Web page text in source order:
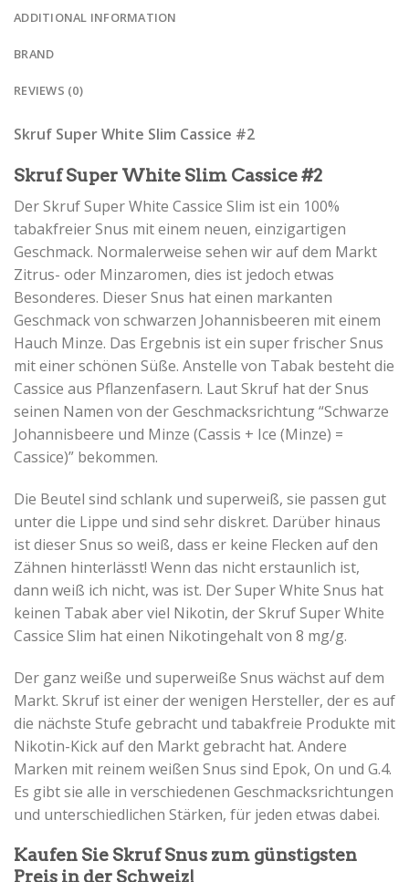
ADDITIONAL INFORMATION
BRAND
REVIEWS (0)
Skruf Super White Slim Cassice #2
Skruf Super White Slim Cassice #2
Der Skruf Super White Cassice Slim ist ein 100%
tabakfreier Snus mit einem neuen, einzigartigen
Geschmack. Normalerweise sehen wir auf dem Markt
Zitrus- oder Minzaromen, dies ist jedoch etwas
Besonderes. Dieser Snus hat einen markanten
Geschmack von schwarzen Johannisbeeren mit einem
Hauch Minze. Das Ergebnis ist ein super frischer Snus
mit einer schönen Süße. Anstelle von Tabak besteht die
Cassice aus Pflanzenfasern. Laut Skruf hat der Snus
seinen Namen von der Geschmacksrichtung “Schwarze
Johannisbeere und Minze (Cassis + Ice (Minze) =
Cassice)” bekommen.
Die Beutel sind schlank und superweiß, sie passen gut
unter die Lippe und sind sehr diskret. Darüber hinaus
ist dieser Snus so weiß, dass er keine Flecken auf den
Zähnen hinterlässt! Wenn das nicht erstaunlich ist,
dann weiß ich nicht, was ist. Der Super White Snus hat
keinen Tabak aber viel Nikotin, der Skruf Super White
Cassice Slim hat einen Nikotingehalt von 8 mg/g.
Der ganz weiße und superweiße Snus wächst auf dem
Markt. Skruf ist einer der wenigen Hersteller, der es auf
die nächste Stufe gebracht und tabakfreie Produkte mit
Nikotin-Kick auf den Markt gebracht hat. Andere
Marken mit reinem weißen Snus sind Epok, On und G.4.
Es gibt sie alle in verschiedenen Geschmacksrichtungen
und unterschiedlichen Stärken, für jeden etwas dabei.
Kaufen Sie Skruf Snus zum günstigsten
Preis in der Schweiz!